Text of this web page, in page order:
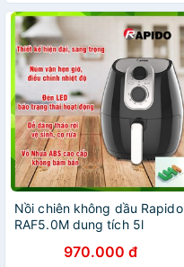
Nồi chiên không dầu Rapido
RAF5.0M dung tích 5l
970.000 đ